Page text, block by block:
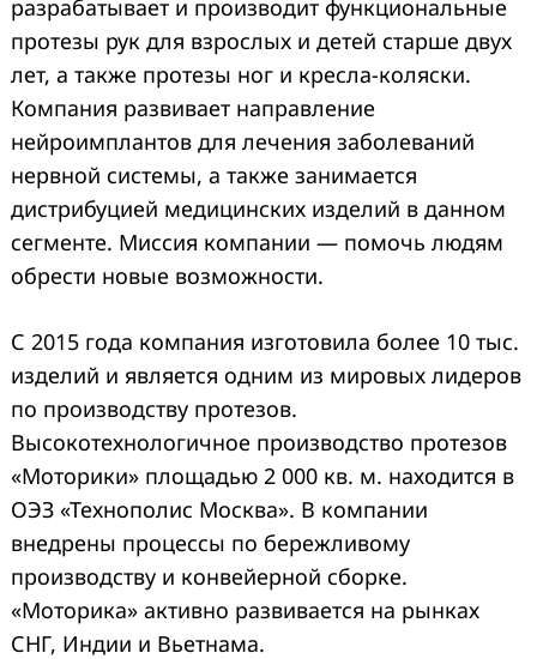
разрабатывает и производит функциональные
протезы рук для взрослых и детей старше двух
лет, а также протезы ног и кресла-коляски.
Компания развивает направление
нейроимплантов для лечения заболеваний
нервной системы, а также занимается
дистрибуцией медицинских изделий в данном
сегменте. Миссия компании — помочь людям
обрести новые возможности.
С 2015 года компания изготовила более 10 тыс.
изделий и является одним из мировых лидеров
по производству протезов.
Высокотехнологичное производство протезов
«Моторики» площадью 2 000 кв. м. находится в
ОЭЗ «Технополис Москва». В компании
внедрены процессы по бережливому
производству и конвейерной сборке.
«Моторика» активно развивается на рынках
СНГ, Индии и Вьетнама.